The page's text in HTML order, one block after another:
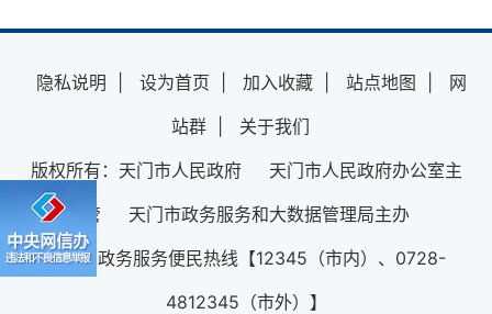
隐私说明 设为首页 加入收藏 站点地图
网
站群
关于我们
版权所有：天门市人民政府 天门市人民政府办公室主
管 天门市政务服务和大数据管理局主办
12345政务服务便民热线【12345（市内）、0728-
4812345（市外）】